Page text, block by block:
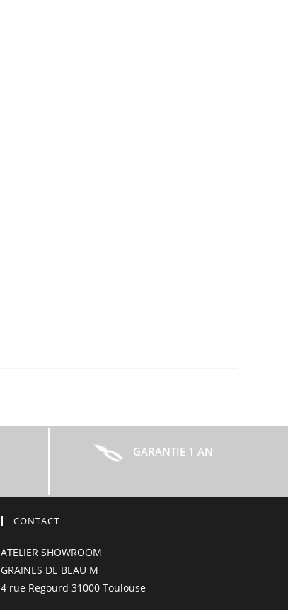
GARANTIE 1 AN
CONTACT
ATELIER SHOWROOM
GRAINES DE BEAU M
4 rue Regourd 31000 Toulouse